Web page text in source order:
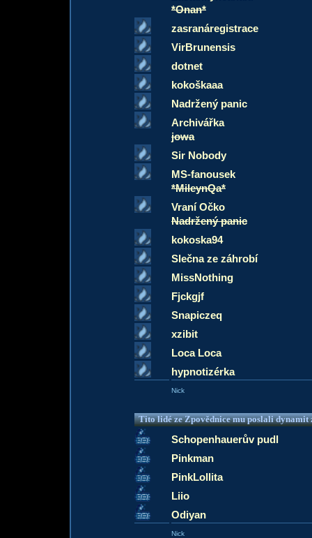
*Onan*
zasranáregistrace
VirBrunensis
dotnet
kokoškaaa
Nadržený panic
Archivářka
jowa
Sir Nobody
MS-fanousek
*MileynQa*
Vraní Očko
Nadržený panic
kokoska94
Slečna ze záhrobí
MissNothing
Fjckgjf
Snapiczeq
xzibit
Loca Loca
hypnotizérka
Nick
Tito lidé ze Zpovědnice mu poslali dynamit
Schopenhauerův pudl
Pinkman
PinkLollita
Liio
Odiyan
Nick